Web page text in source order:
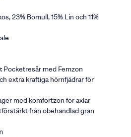
23% Bomull, 15% Lin och 11%
Pocketresår med Femzon
extra kraftiga hörnfjädrar för
med komfortzon för axlar
från obehandlad gran